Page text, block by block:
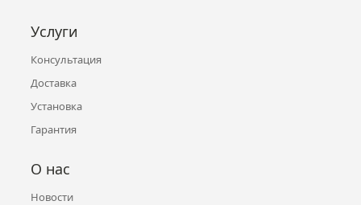
Услуги
Консультация
Доставка
Установка
Гарантия
О нас
Новости